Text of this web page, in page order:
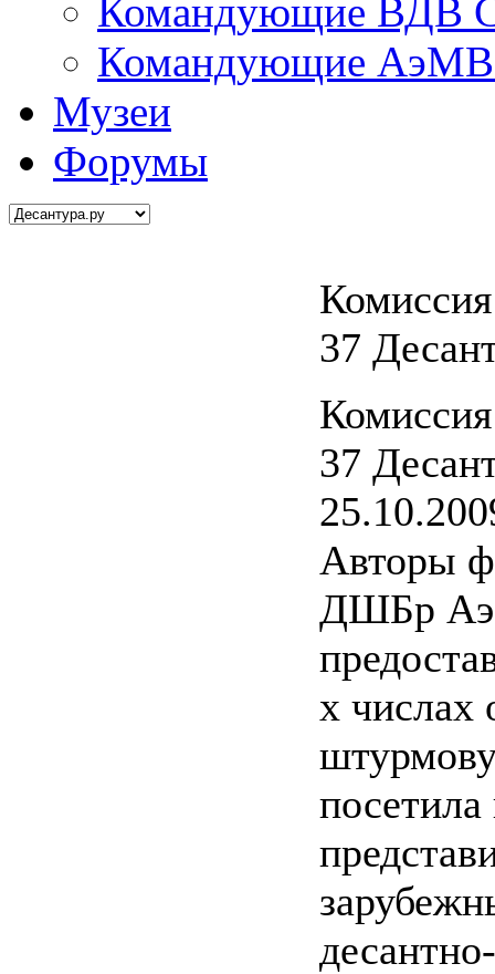
Командующие ВДВ
Командующие АэМВ
Музеи
Форумы
37
37
Авторы
ДШБр
х числах
посетила